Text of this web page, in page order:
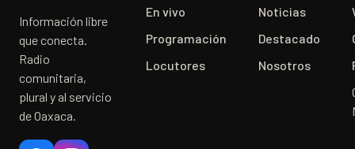
Información libre
que conecta.
Radio
comunitaria,
plural y al servicio
de Oaxaca.
En vivo
Programación
Locutores
Noticias
Destacado
Nosotros